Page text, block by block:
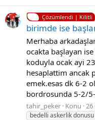
Çözümlendi | Kilitli
birimde ise
Merhaba
ocakta başlayan
koduyla ocak ayi
hesaplattim ancak
emek.esas dk 6-2
bordrosunda 5-2/
tahir_peker Konu 26
bedelli askerlik